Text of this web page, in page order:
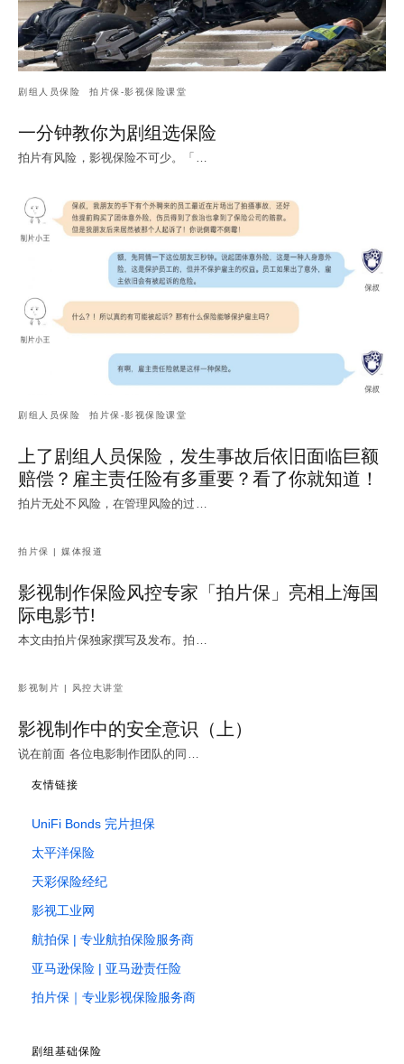
剧组人员保险 拍片保-影视保险课堂
一分钟教你为剧组选保险
拍片有风险，影视保险不可少。「…
剧组人员保险 拍片保-影视保险课堂
上了剧组人员保险，发生事故后依旧面临巨额
赔偿？雇主责任险有多重要？看了你就知道！
拍片无处不风险，在管理风险的过…
拍片保 | 媒体报道
影视制作保险风控专家「拍片保」亮相上海国
际电影节!
本文由拍片保独家撰写及发布。拍…
影视制片 | 风控大讲堂
影视制作中的安全意识（上）
说在前面 各位电影制作团队的同…
友情链接
UniFi Bonds 完片担保
太平洋保险
天彩保险经纪
影视工业网
航拍保 | 专业航拍保险服务商
亚马逊保险 | 亚马逊责任险
拍片保｜专业影视保险服务商
剧组基础保险